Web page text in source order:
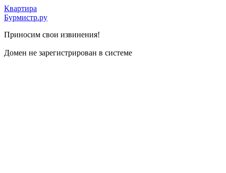
Квартира
Бурмистр.ру
Приносим свои извинения!
Домен не зарегистрирован в системе